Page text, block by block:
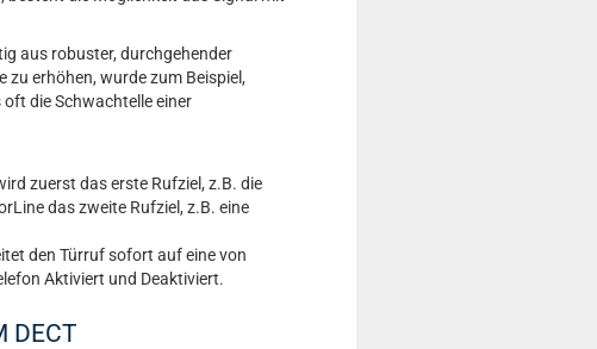
aus robuster, durchgehender
erhöhen, wurde zum Beispiel,
die Schwachtelle einer
zuerst das erste Rufziel, z.B. die
das zweite Rufziel, z.B. eine
den Türruf sofort auf eine von
Aktiviert und Deaktiviert.
DECT